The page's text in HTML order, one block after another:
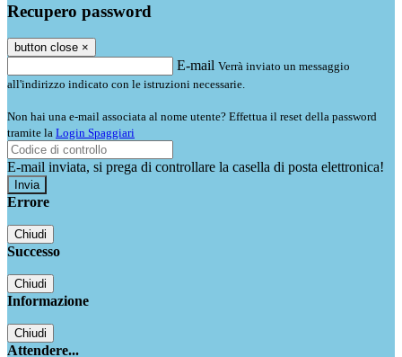
Recupero password
button close ×
E-mail Verrà inviato un messaggio
all'indirizzo indicato con le istruzioni necessarie.
Non hai una e-mail associata al nome utente? Effettua il reset della password
tramite la Login Spaggiari
E-mail inviata, si prega di controllare la casella di posta elettronica!
Errore
Chiudi
Successo
Chiudi
Informazione
Chiudi
Attendere...